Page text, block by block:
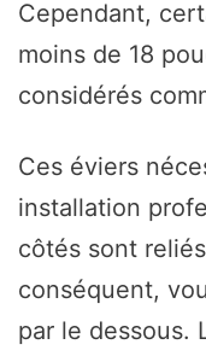
Cependant,
moins de 18
considérés
Ces éviers
installation
côtés sont
conséquent,
par le dessous.